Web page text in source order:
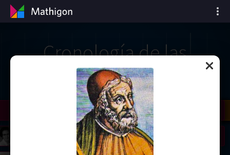
Cronología de las
matemáticas
Zhang
Daubechies
Wiles
Shamir
Thurston
Conway
Cohen
Grothendieck